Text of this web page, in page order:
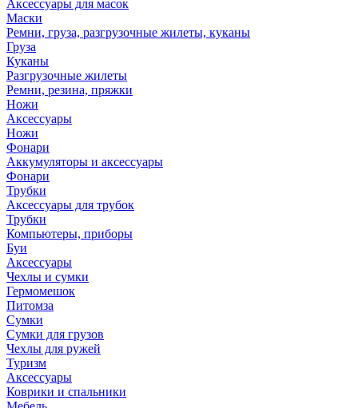
Аксессуары для масок
Маски
Ремни, груза, разгрузочные жилеты, куканы
Груза
Куканы
Разгрузочные жилеты
Ремни, резина, пряжки
Ножи
Аксессуары
Ножи
Фонари
Аккумуляторы и аксессуары
Фонари
Трубки
Аксессуары для трубок
Трубки
Компьютеры, приборы
Буи
Аксессуары
Чехлы и сумки
Гермомешок
Питомза
Сумки
Сумки для грузов
Чехлы для ружей
Туризм
Аксессуары
Коврики и спальники